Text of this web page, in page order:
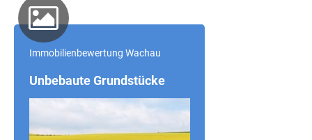
Immobilienbewertung Wachau
Unbebaute Grundstücke